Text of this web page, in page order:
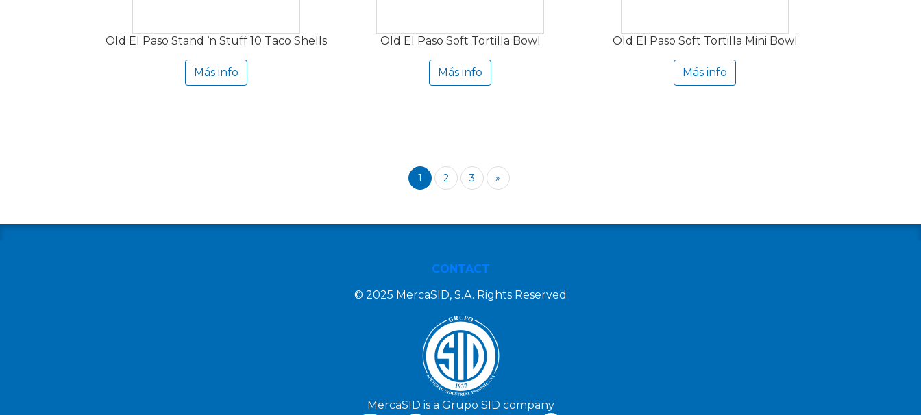
Old El Paso Stand ‘n Stuff 10 Taco Shells
Más info
Old El Paso Soft Tortilla Bowl
Más info
Old El Paso Soft Tortilla Mini Bowl
Más info
1 2 3 »
CONTACT
© 2025 MercaSID, S.A. Rights Reserved
MercaSID is a Grupo SID company